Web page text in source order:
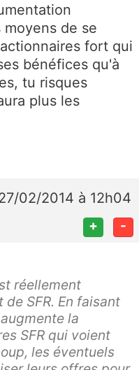
de se
fort qui
bénéfices qu'à
tu risques
plus les
02/2014 à 12h04
+ -
réellement
SFR. En faisant
la
SFR qui voient
les éventuels